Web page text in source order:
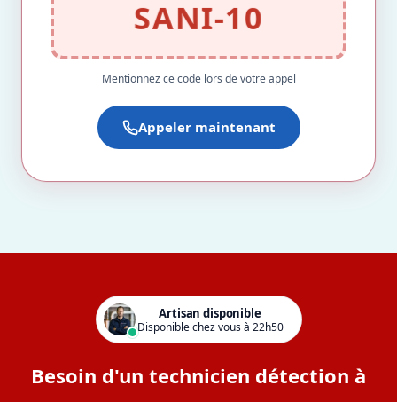
SANI-10
Mentionnez ce code lors de votre appel
Appeler maintenant
Artisan disponible
Disponible chez vous à 22h50
Besoin d'un technicien détection à